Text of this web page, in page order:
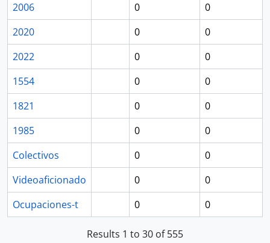
2006
0
0
2020
0
0
2022
0
0
1554
0
0
1821
0
0
1985
0
0
Colectivos
0
0
Videoaficionado
0
0
Ocupaciones-t
0 0
Results 1 to 30 of 555